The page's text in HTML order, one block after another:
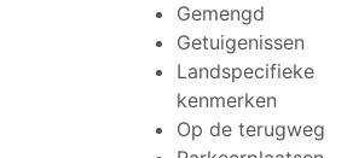
Gemengd
Getuigenissen
Landspecifieke
kenmerken
Op de terugweg